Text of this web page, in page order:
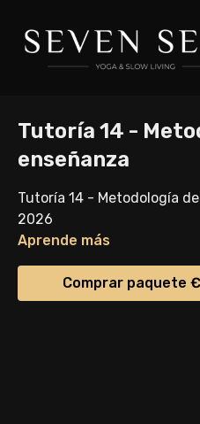
Tutoría 14 -
enseñanza
Tutoría 14 - Metodología
2026
Aprende más
Comprar paquete